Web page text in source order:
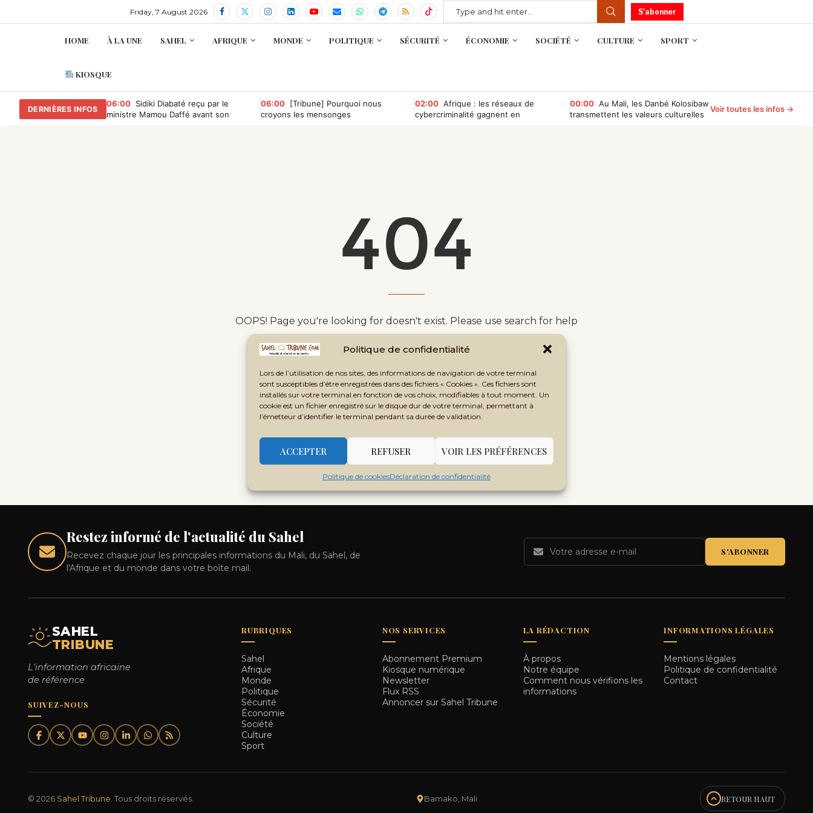
Politique de confidentialité
Lors de l’utilisation de nos sites, des informations de navigation de votre terminal
sont susceptibles d’être enregistrées dans des fichiers « Cookies ». Ces fichiers sont
installés sur votre terminal en fonction de vos choix, modifiables à tout moment. Un
cookie est un fichier enregistré sur le disque dur de votre terminal, permettant à
l’émetteur d’identifier le terminal pendant sa durée de validation.
ACCEPTER REFUSER VOIR LES PRÉFÉRENCES
Politique de cookiesDéclaration de confidentialité
Friday, 7 August 2026 S'abonner
HOME À LA UNE SAHEL AFRIQUE MONDE POLITIQUE SÉCURITÉ ÉCONOMIE SOCIÉTÉ CULTURE SPORT
KIOSQUE
DERNIÈRES INFOS
06:00 Sidiki Diabaté reçu par le
ministre Mamou Daffé avant son
06:00 [Tribune] Pourquoi nous
croyons les mensonges
02:00 Afrique : les réseaux de
cybercriminalité gagnent en
00:00 Au Mali, les Danbé Kolosibaw
transmettent les valeurs culturelles
Voir toutes les infos →
OOPS! Page you're looking for doesn't exist. Please use search for help
BACK TO HOME PAGE
Restez informé de l'actualité du Sahel
Recevez chaque jour les principales informations du Mali, du Sahel, de
l'Afrique et du monde dans votre boîte mail.
S'ABONNER
SAHEL
TRIBUNE
L'information africaine
de référence
SUIVEZ-NOUS
RUBRIQUES
Sahel
Afrique
Monde
Politique
Sécurité
Économie
Société
Culture
Sport
NOS SERVICES
Abonnement Premium
Kiosque numérique
Newsletter
Flux RSS
Annoncer sur Sahel Tribune
LA RÉDACTION
À propos
Notre équipe
Comment nous vérifions les
informations
INFORMATIONS LÉGALES
Mentions légales
Politique de confidentialité
Contact
© 2026 Sahel Tribune. Tous droits réservés. Bamako, Mali RETOUR HAUT